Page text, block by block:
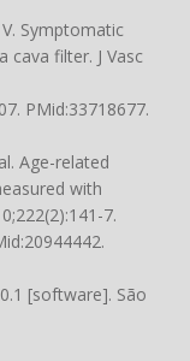
Symptomatic
cava filter. J Vasc
. PMid:33718677.
Age-related
with
7.
[software]. São